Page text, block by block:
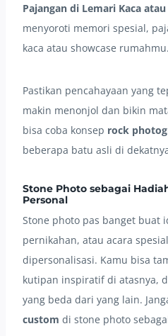
Pajangan di Lemari Kaca atau
menyoroti memori spesial,
kaca atau showcase rumahmu.
Pastikan pencahayaan yang
makin menonjol dan bikin
bisa coba konsep rock
beberapa batu asli di
Stone Photo sebagai
Personal
Stone photo pas banget buat
pernikahan, atau acara
dipersonalisasi. Kamu bisa
kutipan inspiratif di atasnya,
yang beda dari yang lain.
custom di stone photo